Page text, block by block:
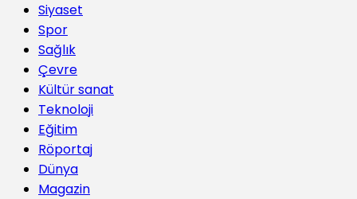
Siyaset
Spor
Sağlık
Çevre
Kültür sanat
Teknoloji
Eğitim
Röportaj
Dünya
Magazin